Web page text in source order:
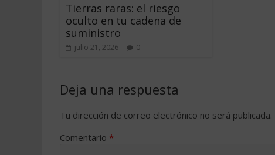
Tierras raras: el riesgo
oculto en tu cadena de
suministro
julio 21, 2026 0
Deja una respuesta
Tu dirección de correo electrónico no será publicada.
Comentario *